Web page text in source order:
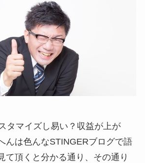
タマイズし易い？収益が上が
んは色んなSTINGERブログで語
て頂くと分かる通り、その通り